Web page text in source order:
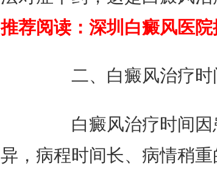
推荐阅读：深圳白癜风医
二、白癜风治疗时
白癜风治疗时间因
异，病程时间长、病情稍